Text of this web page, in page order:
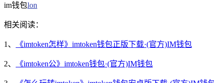
im钱包lon
相关阅读：
1、 《imtoken怎样》imtoken钱包正版下载·(官方)IM钱包
2、 《imtoken公》imtoken钱包·(官方)IM钱包